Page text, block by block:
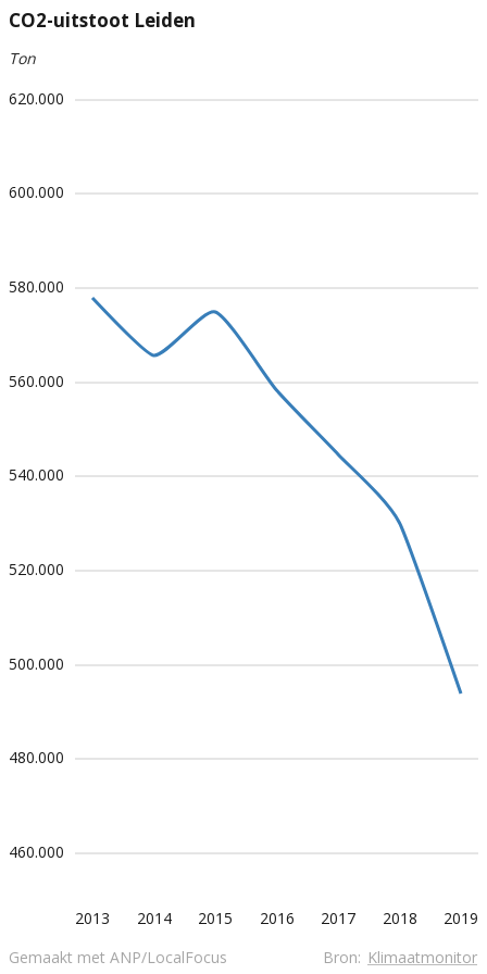
CO2-uitstoot Leiden
Ton
2019
2018
2017
2016
2015
2014
2013
460.000
480.000
500.000
520.000
540.000
560.000
580.000
600.000
620.000
Bron: Klimaatmonitor
Gemaakt met ANP/LocalFocus